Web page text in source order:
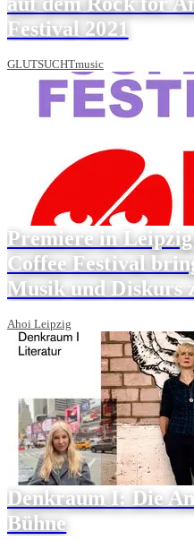
Festival 2021
GLUTSUCHTmusic
Premiere in
Coffee Festival
Musik und Diskurs
Ahoi Leipzig
Denkraum I: Die
Bühne